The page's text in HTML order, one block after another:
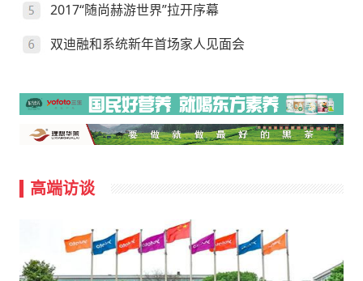
2017“随尚赫游世界”拉开序幕
双迪融和系统新年首场家人见面会
高端访谈